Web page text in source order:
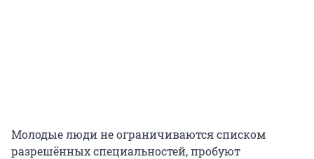
Молодые люди не ограничиваются списком
разрешённых специальностей, пробуют